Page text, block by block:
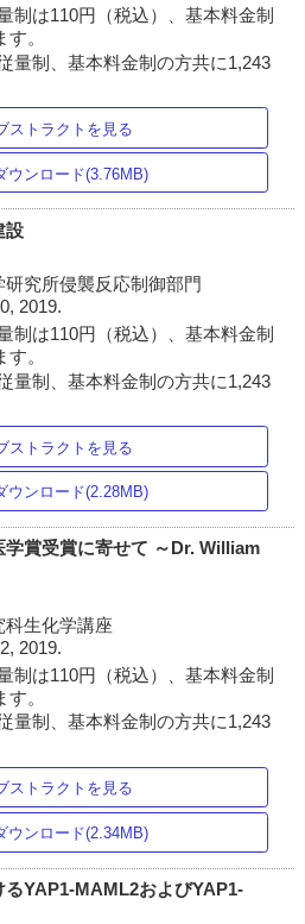
制は110円（税込）、基本料金制
。
量制、基本料金制の方共に1,243
ストラクトを見る
ウンロード(3.76MB)
設
究所侵襲反応制御部門
2019.
制は110円（税込）、基本料金制
。
量制、基本料金制の方共に1,243
ストラクトを見る
ウンロード(2.28MB)
賞受賞に寄せて ～Dr. William
生化学講座
2019.
制は110円（税込）、基本料金制
。
量制、基本料金制の方共に1,243
ストラクトを見る
ウンロード(2.34MB)
YAP1-MAML2およびYAP1-